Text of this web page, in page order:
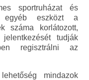
sportruházat és
egyéb eszközt a
száma korlátozott,
tudják
regisztrálni az
mindazok